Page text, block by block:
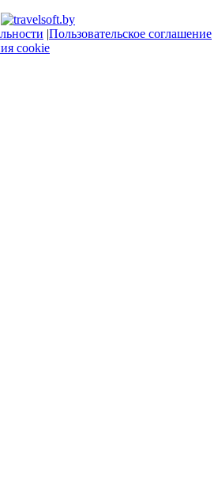
|Пользовательское соглашение
cookie